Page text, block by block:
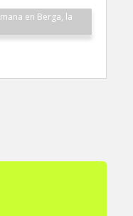
en Berga, la